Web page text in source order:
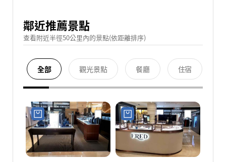
鄰近推薦景點
查看附近半徑50公里內的景點(依距離排序)
全部 觀光景點 餐廳 住宿